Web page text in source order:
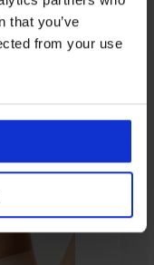
that you’ve
from your use